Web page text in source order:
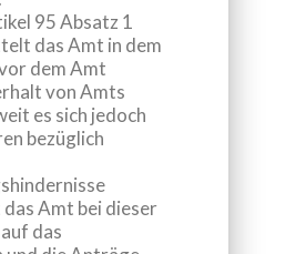
95 Absatz 1
das Amt in dem
dem Amt
von Amts
es sich jedoch
bezüglich
Amt bei dieser
das